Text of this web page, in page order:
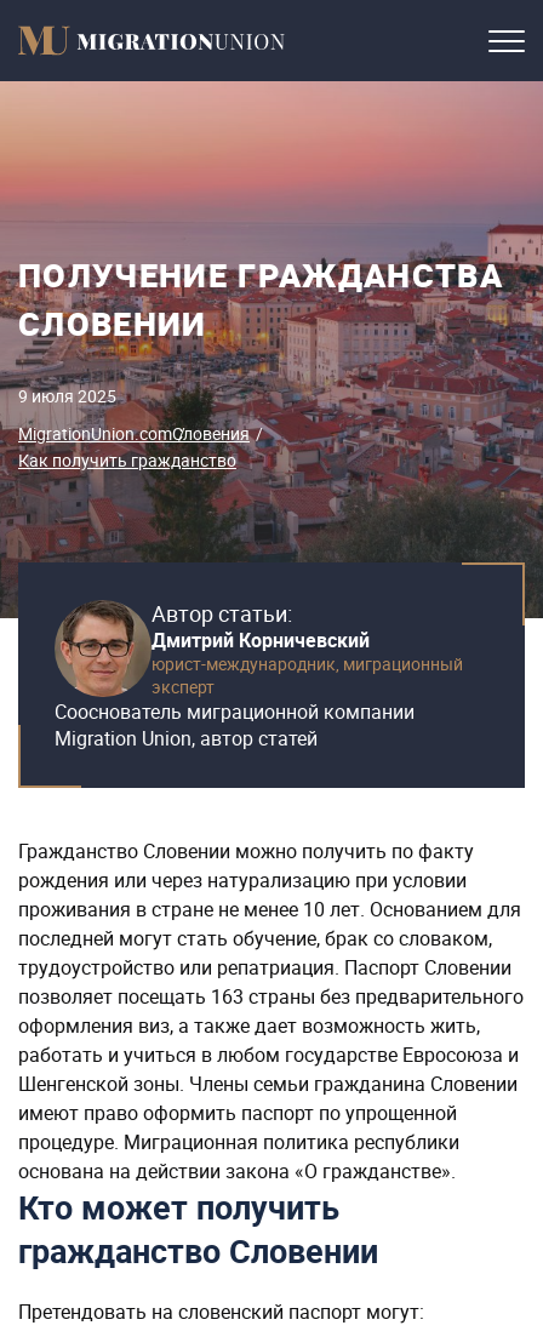
ПОЛУЧЕНИЕ ГРАЖДАНСТВА
СЛОВЕНИИ
9 июля 2025
MigrationUnion.comСловения
Как получить гражданство
Автор статьи:
Дмитрий Корничевский
юрист-международник, миграционный
эксперт
Сооснователь миграционной компании
Migration Union, автор статей
Гражданство Словении можно получить по факту
рождения или через натурализацию при условии
проживания в стране не менее 10 лет. Основанием для
последней могут стать обучение, брак со словаком,
трудоустройство или репатриация. Паспорт Словении
позволяет посещать 163 страны без предварительного
оформления виз, а также дает возможность жить,
работать и учиться в любом государстве Евросоюза и
Шенгенской зоны. Члены семьи гражданина Словении
имеют право оформить паспорт по упрощенной
процедуре. Миграционная политика республики
основана на действии закона «О гражданстве».
Кто может получить
гражданство Словении
Претендовать на словенский паспорт могут: